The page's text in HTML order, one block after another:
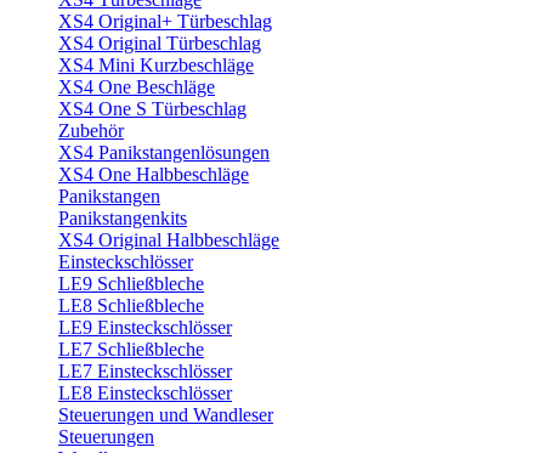
XS4 Original+ Türbeschlag
XS4 Original Türbeschlag
XS4 Mini Kurzbeschläge
XS4 One Beschläge
XS4 One S Türbeschlag
Zubehör
XS4 Panikstangenlösungen
XS4 One Halbbeschläge
Panikstangen
Panikstangenkits
XS4 Original Halbbeschläge
Einsteckschlösser
LE9 Schließbleche
LE8 Schließbleche
LE9 Einsteckschlösser
LE7 Schließbleche
LE7 Einsteckschlösser
LE8 Einsteckschlösser
Steuerungen und Wandleser
Steuerungen